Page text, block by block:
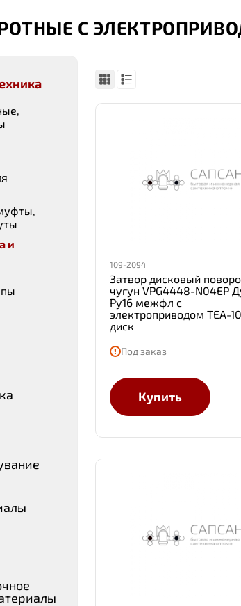
С
и
109-2094
Затвор дисковый
чугун VPG4448-N04EP
Ру16 межфл с
электроприводом TEA-
диск
Под заказ
Купить